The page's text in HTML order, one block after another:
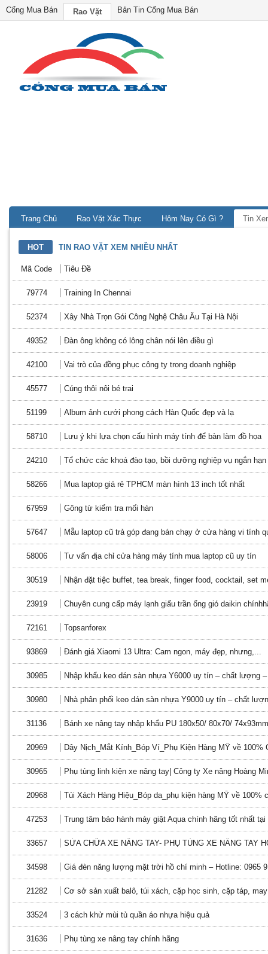
Cổng Mua Bán Rao Vặt Bản Tin Cổng Mua Bán
Trang Chủ Rao Vặt Xác Thực Hôm Nay Có Gì ? Tin
HOT TIN RAO VẶT XEM NHIỀU NHẤT
Mã Code Tiêu Đề
79774 Training In Chennai
52374 Xây Nhà Trọn Gói Công Nghệ Châu Âu Tại Hà Nội
49352 Đàn ông không có lông chân nói lên điều gì
42100 Vai trò của đồng phục công ty trong doanh nghiệp
45577 Cúng thôi nôi bé trai
51199 Album ảnh cưới phong cách Hàn Quốc đẹp và lạ
58710 Lưu ý khi lựa chọn cấu hình máy tính để bàn làm đồ họa
24210 Tổ chức các khoá đào tạo, bồi dưỡng nghiệp vụ ngắn hạn
58266 Mua laptop giá rẻ TPHCM màn hình 13 inch tốt nhất
67959 Gông từ kiểm tra mối hàn
57647 Mẫu laptop cũ trả góp đang bán chạy ở cửa hàng vi tính
58006 Tư vấn địa chỉ cửa hàng máy tính mua laptop cũ uy tín
30519 Nhận đặt tiệc buffet, tea break, finger food, cocktail, set
23919 Chuyên cung cấp máy lạnh giấu trần ống gió daikin
72161 Topsanforex
93869 Đánh giá Xiaomi 13 Ultra: Cam ngon, máy đẹp, nhưng,...
30985 Nhập khẩu keo dán sàn nhựa Y6000 uy tín – chất lượng
30980 Nhà phân phối keo dán sàn nhựa Y9000 uy tín – chất
31136 Bánh xe nâng tay nhập khẩu PU 180x50/ 80x70/ 74x93mm
20969 Dây Nịch_Mắt Kính_Bóp Ví_Phụ Kiện Hàng MỸ về 100%
30965 Phụ tùng linh kiện xe nâng tay| Công ty Xe nâng Hoàng
20968 Túi Xách Hàng Hiệu_Bóp da_phụ kiện hàng MỸ về 100%
47253 Trung tâm bảo hành máy giặt Aqua chính hãng tốt nhất tại
33657 SỬA CHỮA XE NÂNG TAY- PHỤ TÙNG XE NÂNG TAY
34598 Giá đèn năng lượng mặt trời hồ chí minh – Hotline: 0965
21282 Cơ sở sản xuất balô, túi xách, cặp học sinh, cặp táp,
33524 3 cách khử mùi tủ quần áo nhựa hiệu quả
31636 Phụ tùng xe nâng tay chính hãng